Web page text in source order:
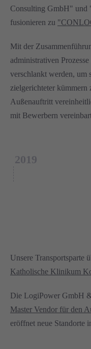
Consulting GmbH"
fusionieren zu
Mit der
administrativen
verschlankt werden, um
zielgerichteter
Außenauftritt
mit Bewerbern
2019
Unsere Transportsparte
Katholische Klinikum
Die LogiPower GmbH
Master Vendor für den
eröffnet neue Standorte